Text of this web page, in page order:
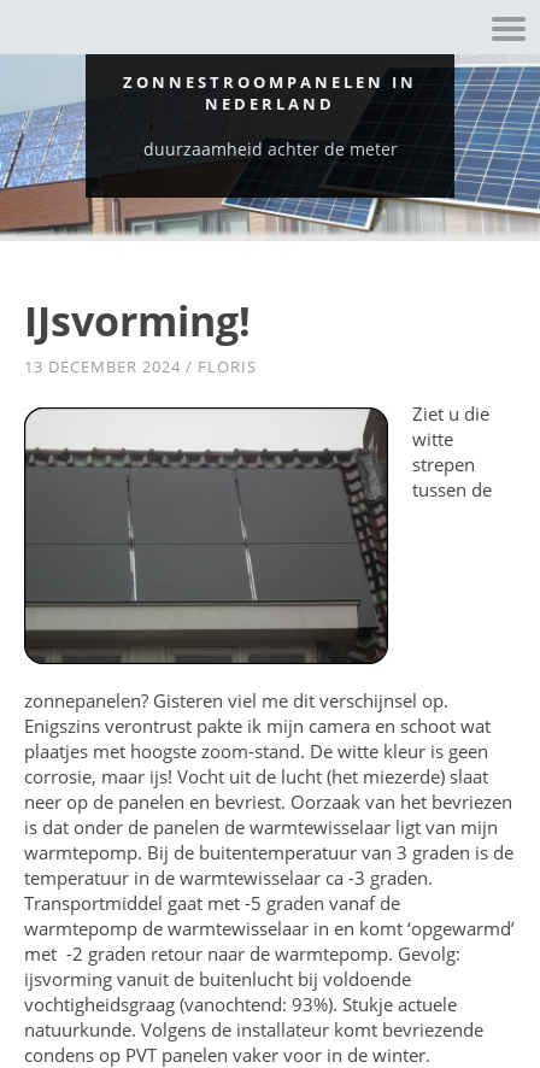
ZONNESTROOMPANELEN IN
NEDERLAND
duurzaamheid achter de meter
IJsvorming!
13 DECEMBER 2024 / FLORIS
Ziet u die
witte
strepen
tussen de
zonnepanelen? Gisteren viel me dit verschijnsel op.
Enigszins verontrust pakte ik mijn camera en schoot wat
plaatjes met hoogste zoom-stand. De witte kleur is geen
corrosie, maar ijs! Vocht uit de lucht (het miezerde) slaat
neer op de panelen en bevriest. Oorzaak van het bevriezen
is dat onder de panelen de warmtewisselaar ligt van mijn
warmtepomp. Bij de buitentemperatuur van 3 graden is de
temperatuur in de warmtewisselaar ca -3 graden.
Transportmiddel gaat met -5 graden vanaf de
warmtepomp de warmtewisselaar in en komt ‘opgewarmd’
met -2 graden retour naar de warmtepomp. Gevolg:
ijsvorming vanuit de buitenlucht bij voldoende
vochtigheidsgraag (vanochtend: 93%). Stukje actuele
natuurkunde. Volgens de installateur komt bevriezende
condens op PVT panelen vaker voor in de winter.